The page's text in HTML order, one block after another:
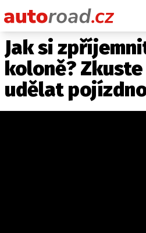
AUTA
TESTY
NOVINKY
Jak si
koloně?
udělat